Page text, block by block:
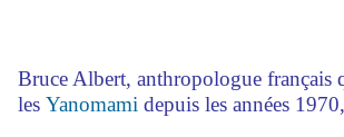
Bruce Albert, anthropologue français
les Yanomami depuis les années